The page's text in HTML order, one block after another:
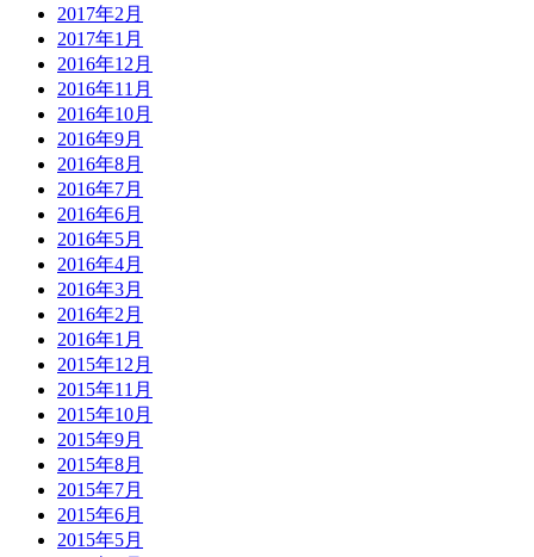
2017年2月
2017年1月
2016年12月
2016年11月
2016年10月
2016年9月
2016年8月
2016年7月
2016年6月
2016年5月
2016年4月
2016年3月
2016年2月
2016年1月
2015年12月
2015年11月
2015年10月
2015年9月
2015年8月
2015年7月
2015年6月
2015年5月